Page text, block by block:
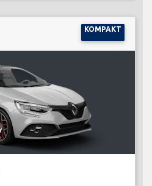
KOMPAKT